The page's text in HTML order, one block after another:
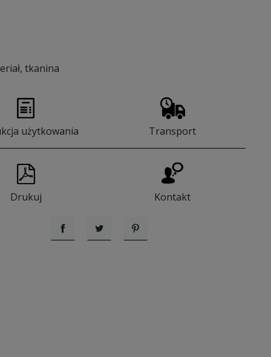
tkanina
użytkowania Transport
Drukuj Kontakt
UdostępnijTweetujPinterest